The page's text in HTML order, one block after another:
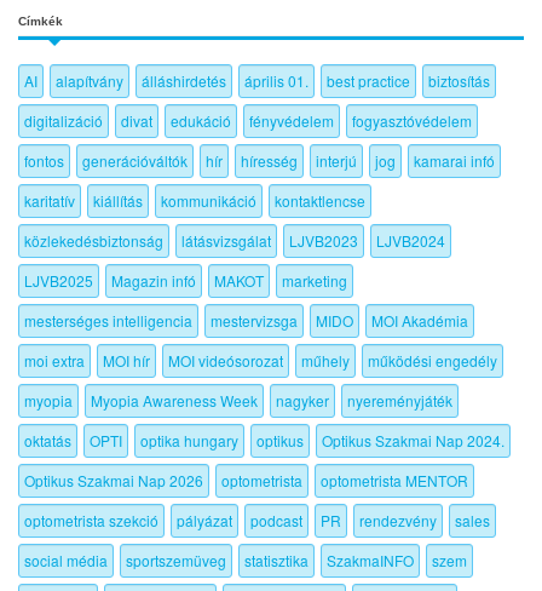
Címkék
AI alapítvány álláshirdetés április 01. best practice
biztosítás
digitalizáció
divat edukáció fényvédelem
fogyasztóvédelem
fontos
generációváltók hír híresség interjú jog
kamarai infó
karitatív
kiállítás kommunikáció
kontaktlencse
közlekedésbiztonság
látásvizsgálat LJVB2023
LJVB2024
LJVB2025
Magazin infó MAKOT
marketing
mesterséges intelligencia
mestervizsga MIDO
MOI Akadémia
moi extra
MOI hír MOI videósorozat műhely
működési engedély
myopia
Myopia Awareness Week nagyker
nyereményjáték
oktatás
OPTI optika hungary optikus
Optikus Szakmai Nap 2024.
Optikus Szakmai Nap 2026
optometrista
optometrista MENTOR
optometrista szekció
pályázat podcast PR rendezvény
sales
social média
sportszemüveg statisztika SzakmaINFO
szem